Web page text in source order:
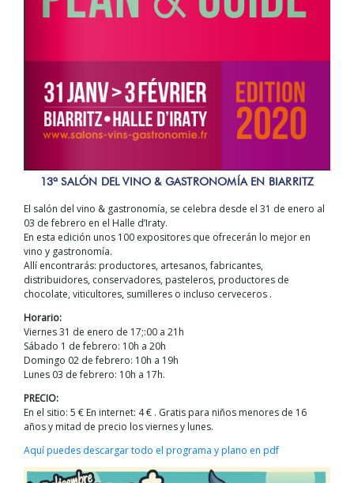
13ª SALÓN DEL VINO & GASTRONOMÍA EN BIARRITZ
El salón del vino & gastronomía, se celebra desde el 31 de enero al
03 de febrero en el Halle d’Iraty.
En esta edición unos 100 expositores que ofrecerán lo mejor en
vino y gastronomía.
Allí encontrarás: productores, artesanos, fabricantes,
distribuidores, conservadores, pasteleros, productores de
chocolate, viticultores, sumilleres o incluso cerveceros .
Horario:
Viernes 31 de enero de 17;:00 a 21h
Sábado 1 de febrero: 10h a 20h
Domingo 02 de febrero: 10h a 19h
Lunes 03 de febrero: 10h a 17h.
PRECIO:
En el sitio: 5 € En internet: 4 € . Gratis para niños menores de 16
años y mitad de precio los viernes y lunes.
Aquí puedes descargar todo el programa y plano en pdf